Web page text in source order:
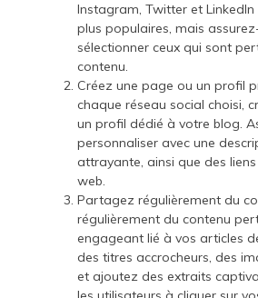
Instagram, Twitter et
plus populaires, mais
sélectionner ceux qui sont
contenu.
Créez une page ou un profil
chaque réseau social choisi,
un profil dédié à votre blog.
personnaliser avec une
attrayante, ainsi que des
web.
Partagez régulièrement du
régulièrement du contenu
engageant lié à vos articles
des titres accrocheurs, des
et ajoutez des extraits